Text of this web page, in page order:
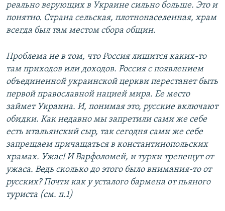
реально верующих в Украине сильно больше. Это и
понятно. Страна сельская, плотнонаселенная, храм
всегда был там местом сбора общин.
Проблема не в том, что Россия лишится каких-то
там приходов или доходов. Россия с появлением
объединенной украинской церкви перестанет быть
первой православной нацией мира. Ее место
займет Украина. И, понимая это, русские включают
обидки. Как недавно мы запретили сами же себе
есть итальянский сыр, так сегодня сами же себе
запрещаем причащаться в константинопольских
храмах. Ужас! И Варфоломей, и турки трепещут от
ужаса. Ведь сколько до этого было внимания-то от
русских? Почти как у усталого бармена от пьяного
туриста (см. п.1)